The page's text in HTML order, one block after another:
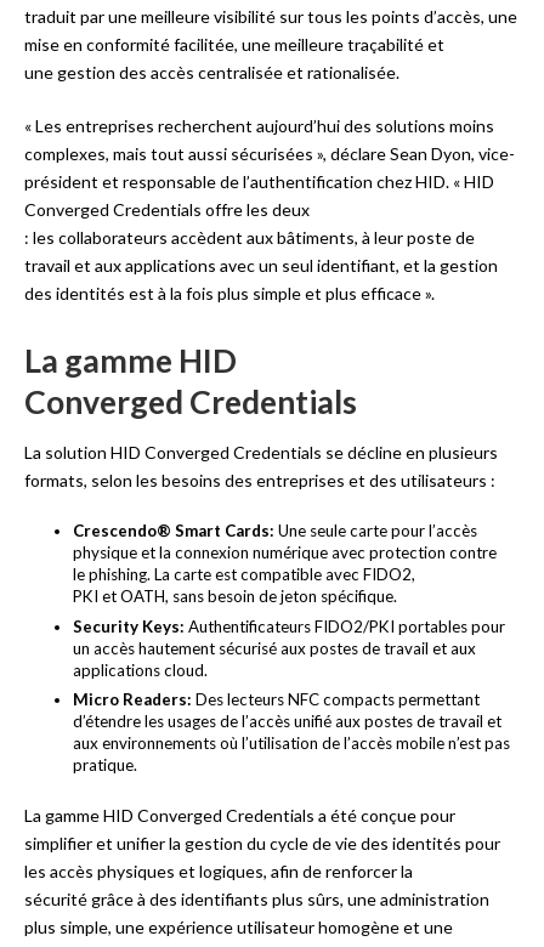
traduit par une meilleure visibilité sur tous les points d’accès, une
mise en conformité facilitée, une meilleure traçabilité et
une gestion des accès centralisée et rationalisée.
« Les entreprises recherchent aujourd’hui des solutions moins
complexes, mais tout aussi sécurisées », déclare Sean Dyon, vice-
président et responsable de l’authentification chez HID. « HID
Converged Credentials offre les deux
: les collaborateurs accèdent aux bâtiments, à leur poste de
travail et aux applications avec un seul identifiant, et la gestion
des identités est à la fois plus simple et plus efficace ».
La gamme HID
Converged Credentials
La solution HID Converged Credentials se décline en plusieurs
formats, selon les besoins des entreprises et des utilisateurs :
Crescendo® Smart Cards: Une seule carte pour l’accès
physique et la connexion numérique avec protection contre
le phishing. La carte est compatible avec FIDO2,
PKI et OATH, sans besoin de jeton spécifique.
Security Keys: Authentificateurs FIDO2/PKI portables pour
un accès hautement sécurisé aux postes de travail et aux
applications cloud.
Micro Readers: Des lecteurs NFC compacts permettant
d’étendre les usages de l’accès unifié aux postes de travail et
aux environnements où l’utilisation de l’accès mobile n’est pas
pratique.
La gamme HID Converged Credentials a été conçue pour
simplifier et unifier la gestion du cycle de vie des identités pour
les accès physiques et logiques, afin de renforcer la
sécurité grâce à des identifiants plus sûrs, une administration
plus simple, une expérience utilisateur homogène et une